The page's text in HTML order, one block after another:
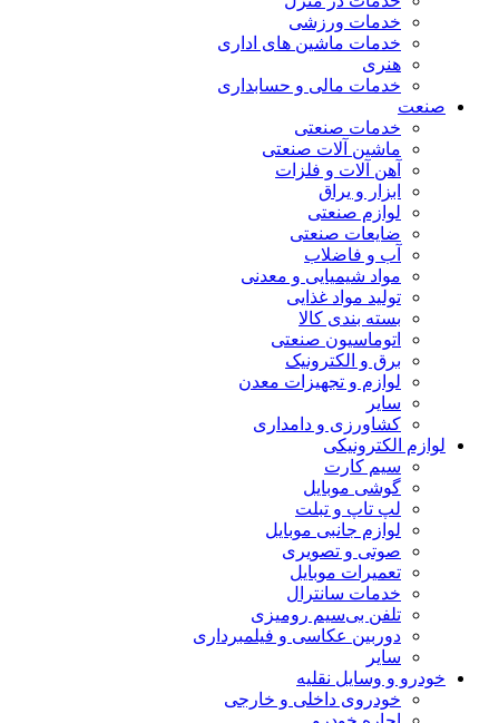
خدمات ورزشی
خدمات ماشین های اداری
هنری
خدمات مالی و حسابداری
صنعت
خدمات صنعتی
ماشین آلات صنعتی
آهن آلات و فلزات
ابزار و یراق
لوازم صنعتی
ضایعات صنعتی
آب و فاضلاب
مواد شیمیایی و معدنی
تولید مواد غذایی
بسته بندی کالا
اتوماسیون صنعتی
برق و الکترونیک
لوازم و تجهیزات معدن
سایر
کشاورزی و دامداری
لوازم الکترونیکی
سیم کارت
گوشی موبایل
لپ تاپ و تبلت
لوازم جانبی موبایل
صوتی و تصویری
تعمیرات موبایل
خدمات سانترال
تلفن بی‌سیم رومیزی
دوربین عکاسی و فیلمبرداری
سایر
خودرو و وسایل نقلیه
خودروی داخلی و خارجی